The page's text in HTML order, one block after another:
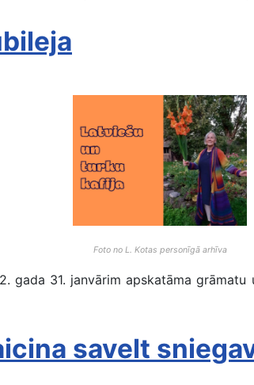
Foto no L. Kotas personīgā arhīva
31. janvārim apskatāma grāmatu
savelt